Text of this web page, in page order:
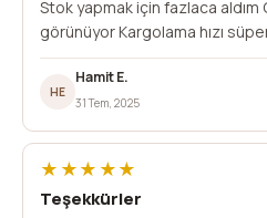
Stok yapmak için fazlaca
görünüyor Kargolama hızı
HE
Hamit E.
31 Tem, 2025
★★★★★
Teşekkürler